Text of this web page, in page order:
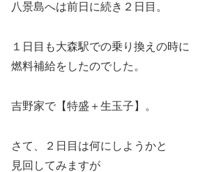
八景島へは前日に続き２日目。
１日目も大森駅での乗り換えの時に
燃料補給をしたのでした。
吉野家で【特盛＋生玉子】。
さて、２日目は何にしようかと
見回してみますが